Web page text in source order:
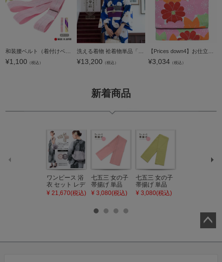
¥1,100 （税込） ¥13,200 （税込） ¥3,034（税込）
新着商品
ワンピース 浴
衣 セット レデ
ィース 吸水速
タン・夜の葉
¥ 21,670(税込)
七五三 女の子
帯揚げ 単品
「灰桃色」日
びあげ 和装 着
【メール便不
¥ 3,080(税込)
七五三 女の子
帯揚げ 単品
「若葉色」日
【メール便不
¥ 3,080(税込)
小物 丸ぐけ紐
【メール便不
ジト